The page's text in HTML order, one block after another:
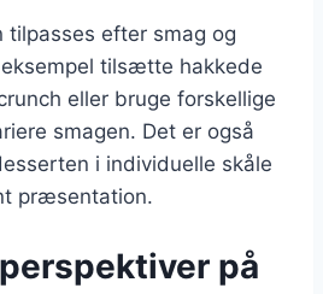
tilpasses efter smag og
tilsætte hakkede
eller bruge forskellige
smagen. Det er også
i individuelle skåle
præsentation.
på